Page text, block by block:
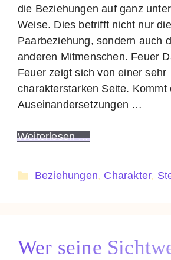
die Beziehungen auf ganz
Weise. Dies betrifft nicht nur die
Paarbeziehung, sondern auch
anderen Mitmenschen. Feuer
Feuer zeigt sich von einer sehr
charakterstarken Seite. Kommt
Auseinandersetzungen …
Weiterlesen …
Kategorien
Beziehungen, Charakter,
Wer seine